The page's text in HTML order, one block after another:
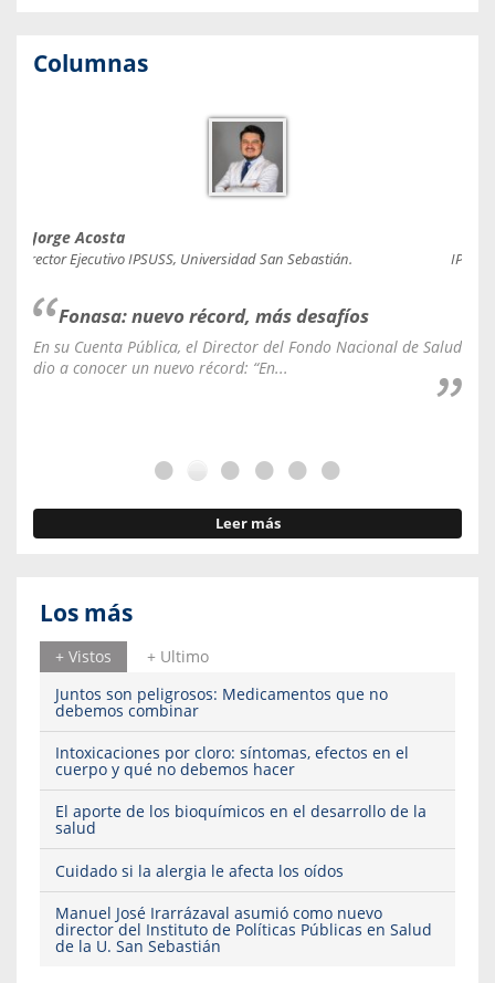
Columnas
Jorge Acosta
Director Ejecutivo IPSUSS, Universidad San Sebastián.
Fonasa: nuevo récord, más desafíos
En su Cuenta Pública, el Director del Fondo Nacional de Salud
dio a conocer un nuevo récord: “En...
Leer más
Los más
+ Vistos
+ Ultimo
Juntos son peligrosos: Medicamentos que no
debemos combinar
Intoxicaciones por cloro: síntomas, efectos en el
cuerpo y qué no debemos hacer
El aporte de los bioquímicos en el desarrollo de la
salud
Cuidado si la alergia le afecta los oídos
Manuel José Irarrázaval asumió como nuevo
director del Instituto de Políticas Públicas en Salud
de la U. San Sebastián